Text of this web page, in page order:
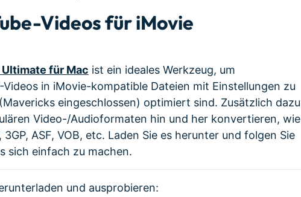
Videos für iMovie
für Mac ist ein ideales Werkzeug, um
in iMovie-kompatible Dateien mit Einstellungen zu
eingeschlossen) optimiert sind. Zusätzlich dazu
Video-/Audioformaten hin und her konvertieren, wie
3GP, ASF, VOB, etc. Laden Sie es herunter und folgen Sie
sich einfach zu machen.
und ausprobieren: